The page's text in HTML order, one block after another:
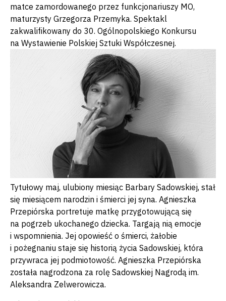
matce zamordowanego przez funkcjonariuszy MO,
maturzysty Grzegorza Przemyka. Spektakl
zakwalifikowany do 30. Ogólnopolskiego Konkursu
na Wystawienie Polskiej Sztuki Współczesnej.
Tytułowy maj, ulubiony miesiąc Barbary Sadowskiej, stał
się miesiącem narodzin i śmierci jej syna. Agnieszka
Przepiórska portretuje matkę przygotowującą się
na pogrzeb ukochanego dziecka. Targają nią emocje
i wspomnienia. Jej opowieść o śmierci, żałobie
i pożegnaniu staje się historią życia Sadowskiej, która
przywraca jej podmiotowość. Agnieszka Przepiórska
została nagrodzona za rolę Sadowskiej Nagrodą im.
Aleksandra Zelwerowicza.